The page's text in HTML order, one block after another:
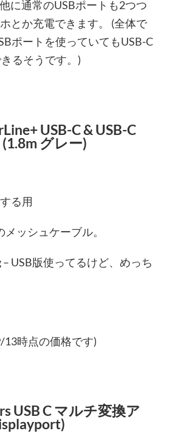
に通常のUSBポートも2つつ
とか充電できます。 (全体で
ポートを使っていてもUSB-C
るそうです。)
USB-C & USB-C
グレー)
る用
メッシュケーブル。
USB版使ってるけど、めっち
13時点の価格です)
USB C マルチ変換ア